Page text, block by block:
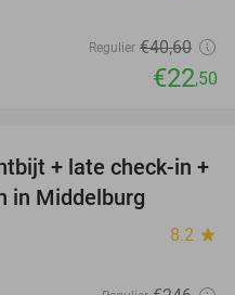
Regulier €40,60
€22,50
52%
+ late check-in +
in Middelburg
8.2 star